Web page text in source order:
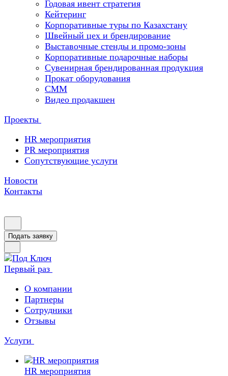
Годовая ивент стратегия
Кейтеринг
Корпоративные туры по Казахстану
Швейный цех и брендирование
Выставочные стенды и промо-зоны
Корпоративные подарочные наборы
Сувенирная брендированная продукция
Прокат оборудования
СММ
Видео продакшен
Проекты
HR мероприятия
PR мероприятия
Сопутствующие услуги
Новости
Контакты
Подать заявку
Первый раз
О компании
Партнеры
Сотрудники
Отзывы
Услуги
HR мероприятия